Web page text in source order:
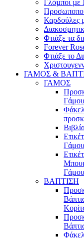
Γλόµποι µε
Καρδούλες
Φτιάξε τα
Forever
Φτιάξε το
ΓΑΜΟΣ &
ΓΑΜΟΣ
Γάμου
Γάμου
Γάμου
ΒΑΠΤΙΣΗ